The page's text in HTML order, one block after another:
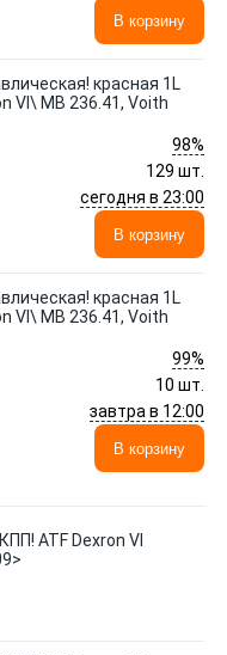
В корзину
красная 1L
VI\ MB 236.41, Voith
98%
129 шт.
сегодня в 23:00
В корзину
красная 1L
VI\ MB 236.41, Voith
99%
10 шт.
завтра в 12:00
В корзину
ATF Dexron VI